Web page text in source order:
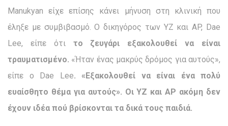
Manukyan είχε επίσης κάνει μήνυση στη κλινική που
έληξε με συμβιβασμό. Ο δικηγόρος των YZ και AP, Dae
Lee, είπε ότι το ζευγάρι εξακολουθεί να είναι
τραυματισμένο. «Ήταν ένας μακρύς δρόμος για αυτούς»,
είπε ο Dae Lee. «Εξακολουθεί να είναι ένα πολύ
ευαίσθητο θέμα για αυτούς». Οι YZ και AP ακόμη δεν
έχουν ιδέα πού βρίσκονται τα δικά τους παιδιά.